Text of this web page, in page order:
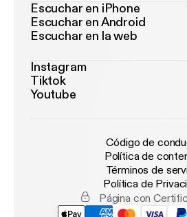
Escuchar en iPhone
Escuchar en Android
Escuchar en la web
Instagram
Tiktok
Youtube
Código de
Política de
Términos de
Política de
Página con